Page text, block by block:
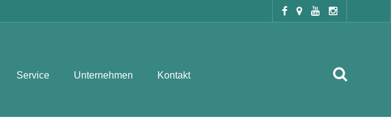
Service Unternehmen Kontakt